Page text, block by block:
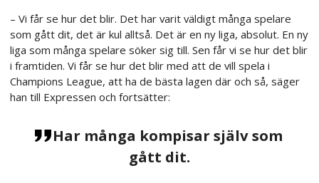
– Vi får se hur det blir. Det har varit väldigt många spelare
som gått dit, det är kul alltså. Det är en ny liga, absolut. En ny
liga som många spelare söker sig till. Sen får vi se hur det blir
i framtiden. Vi får se hur det blir med att de vill spela i
Champions League, att ha de bästa lagen där och så, säger
han till Expressen och fortsätter:
Har många kompisar själv som
gått dit.